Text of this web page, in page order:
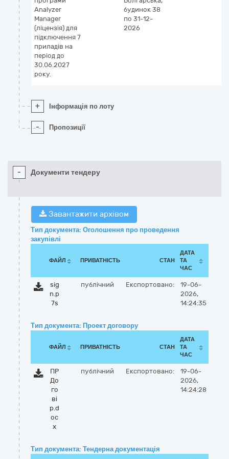
Analyzer
Manager
(ліцензія) для
підключення 7
приладів на
період до
30.06.2027
року.
будинок 38
по 31-12-
2026
+ Інформація по лоту
- Пропозиції
- Документи тендеру
Завантажити архівом
Тип документа: Оголошення про проведення
закупівлі
ФАЙЛ ПРИВАТНІСТЬ СТАН
ДАТА
ТА
ЧАС
sig
n.p
7s
публічний Експортовано:
19-06-
2026,
14:24:35
Тип документа: Проект договору
ФАЙЛ ПРИВАТНІСТЬ СТАН
ДАТА
ТА
ЧАС
ПР
До
го
ві
р.d
oc
x
публічний Експортовано:
19-06-
2026,
14:24:28
Тип документа: Тендерна документація